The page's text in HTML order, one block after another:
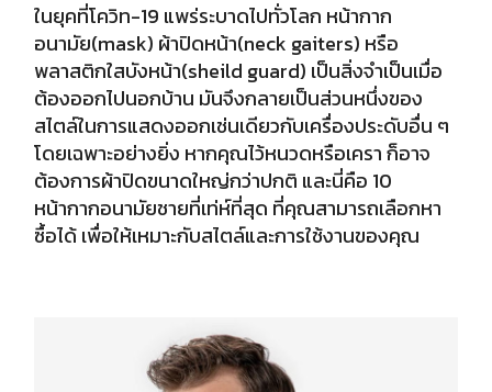
ในยุคที่โควิท-19 แพร่ระบาดไปทั่วโลก หน้ากาก
อนามัย(mask) ผ้าปิดหน้า(neck gaiters) หรือ
พลาสติกใสบังหน้า(sheild guard) เป็นสิ่งจำเป็นเมื่อ
ต้องออกไปนอกบ้าน มันจึงกลายเป็นส่วนหนึ่งของ
สไตล์ในการแสดงออกเช่นเดียวกับเครื่องประดับอื่น ๆ
โดยเฉพาะอย่างยิ่ง หากคุณไว้หนวดหรือเครา ก็อาจ
ต้องการผ้าปิดขนาดใหญ่กว่าปกติ และนี่คือ 10
หน้ากากอนามัยชายที่เท่ห์ที่สุด ที่คุณสามารถเลือกหา
ซื้อได้ เพื่อให้เหมาะกับสไตล์และการใช้งานของคุณ